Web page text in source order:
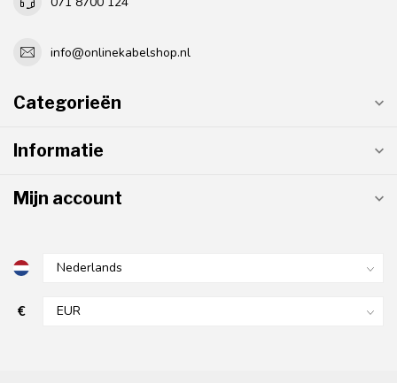
info@onlinekabelshop.nl
Categorieën
Informatie
Mijn account
€